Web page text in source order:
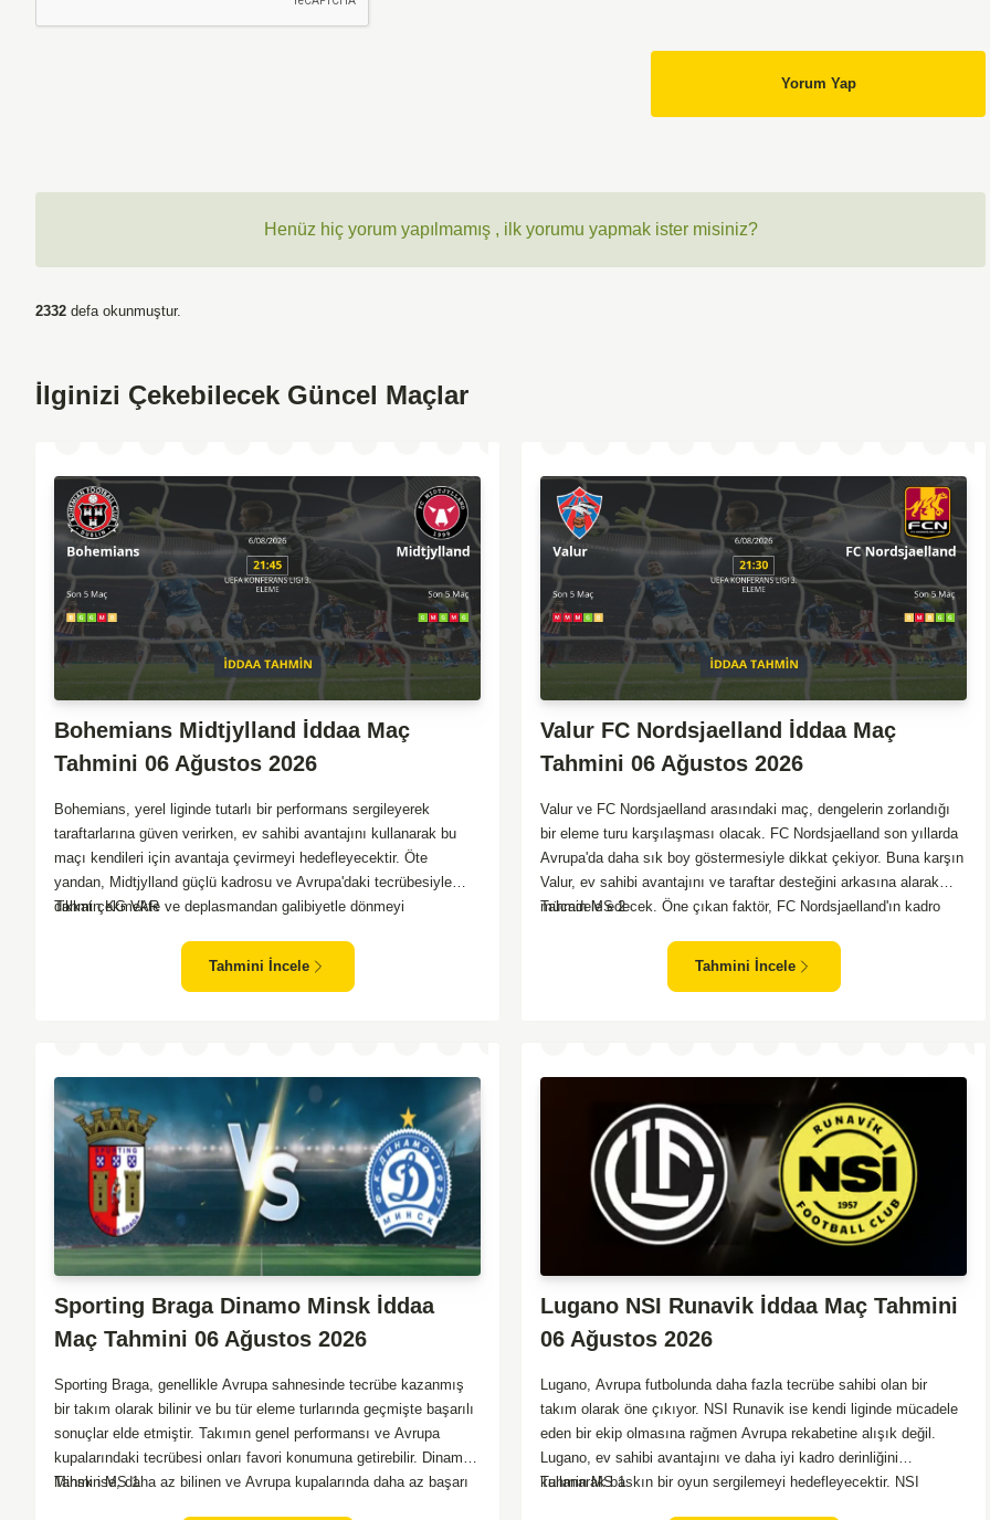
Yorum Yap
Henüz hiç yorum yapılmamış , ilk yorumu yapmak ister misiniz?
2332 defa okunmuştur.
İlginizi Çekebilecek Güncel Maçlar
Bohemians Midtjylland İddaa Maç
Tahmini 06 Ağustos 2026
Bohemians, yerel liginde tutarlı bir performans sergileyerek
taraftarlarına güven verirken, ev sahibi avantajını kullanarak bu
maçı kendileri için avantaja çevirmeyi hedefleyecektir. Öte
yandan, Midtjylland güçlü kadrosu ve Avrupa'daki tecrübesiyle
dikkat çekmekte ve deplasmandan galibiyetle dönmeyi
hücumlarına karşı dirençli bir performans göstermek zorunda
kalacak. Midtjylland ise, Bohemians'ın agresif oyun tarzıyla başa
maçlarında dikkatli olmak gerekli.
Tahmin KG VAR
Tahmini İncele
Valur FC Nordsjaelland İddaa Maç
Tahmini 06 Ağustos 2026
Valur ve FC Nordsjaelland arasındaki maç, dengelerin zorlandığı
bir eleme turu karşılaşması olacak. FC Nordsjaelland son yıllarda
Avrupa'da daha sık boy göstermesiyle dikkat çekiyor. Buna karşın
Valur, ev sahibi avantajını ve taraftar desteğini arkasına alarak
mücadele edecek. Öne çıkan faktör, FC Nordsjaelland'ın kadro
olması. Valur için zorlu bir görev olsa da, sahalarında oynamaları
bir avantaj yaratıyor. Toplamda daha fazla deneyime sahip olan
Tahmin MS 2
Tahmini İncele
Sporting Braga Dinamo Minsk İddaa
Maç Tahmini 06 Ağustos 2026
Sporting Braga, genellikle Avrupa sahnesinde tecrübe kazanmış
bir takım olarak bilinir ve bu tür eleme turlarında geçmişte başarılı
sonuçlar elde etmiştir. Takımın genel performansı ve Avrupa
kupalarındaki tecrübesi onları favori konumuna getirebilir. Dinamo
Minsk ise, daha az bilinen ve Avrupa kupalarında daha az başarı
Tahmin MS 1
Lugano NSI Runavik İddaa Maç Tahmini
06 Ağustos 2026
Lugano, Avrupa futbolunda daha fazla tecrübe sahibi olan bir
takım olarak öne çıkıyor. NSI Runavik ise kendi liginde mücadele
eden bir ekip olmasına rağmen Avrupa rekabetine alışık değil.
Lugano, ev sahibi avantajını ve daha iyi kadro derinliğini
kullanarak baskın bir oyun sergilemeyi hedefleyecektir. NSI
Tahmin MS 1